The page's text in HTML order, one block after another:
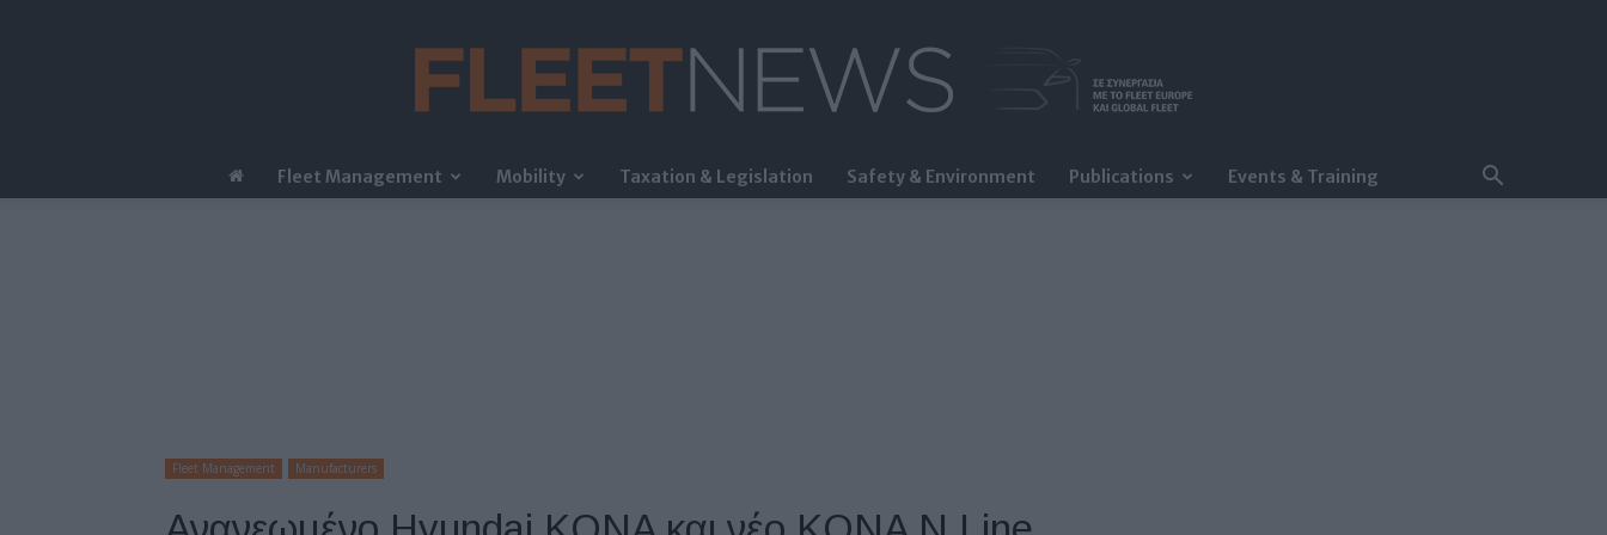
FleetNews
Fleet Management Mobility Taxation & Legislation Safety & Environment Publications Events & Training
Fleet Management Manufacturers